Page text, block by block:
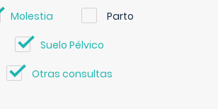
Molestia Parto
Suelo Pélvico
Otras consultas